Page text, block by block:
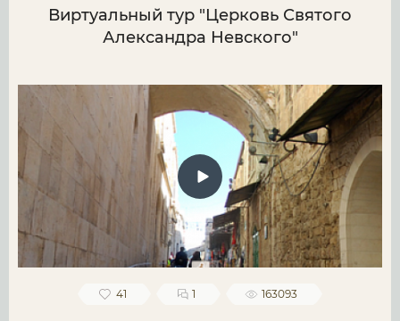
Виртуальный тур "Церковь Святого
Александра Невского"
41 1 163093